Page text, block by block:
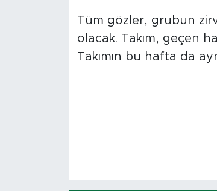
Tüm gözler, grubun
olacak. Takım, geçen
Takımın bu hafta da